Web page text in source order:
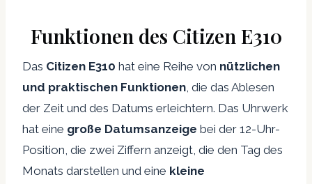
Funktionen des Citizen E310
Das Citizen E310 hat eine Reihe von nützlichen
und praktischen Funktionen, die das Ablesen
der Zeit und des Datums erleichtern. Das Uhrwerk
hat eine große Datumsanzeige bei der 12-Uhr-
Position, die zwei Ziffern anzeigt, die den Tag des
Monats darstellen und eine kleine